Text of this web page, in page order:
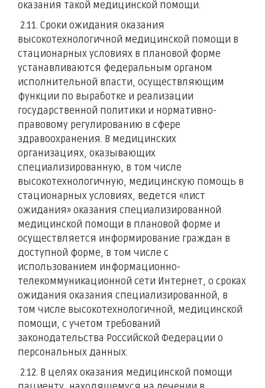
оказания такой медицинской помощи.
2.11. Сроки ожидания оказания
высокотехнологичной медицинской помощи в
стационарных условиях в плановой форме
устанавливаются федеральным органом
исполнительной власти, осуществляющим
функции по выработке и реализации
государственной политики и нормативно-
правовому регулированию в сфере
здравоохранения. В медицинских
организациях, оказывающих
специализированную, в том числе
высокотехнологичную, медицинскую помощь в
стационарных условиях, ведется «лист
ожидания» оказания специализированной
медицинской помощи в плановой форме и
осуществляется информирование граждан в
доступной форме, в том числе с
использованием информационно-
телекоммуникационной сети Интернет, о сроках
ожидания оказания специализированной, в
том числе высокотехнологичной, медицинской
помощи, с учетом требований
законодательства Российской Федерации о
персональных данных.
2.12. В целях оказания медицинской помощи